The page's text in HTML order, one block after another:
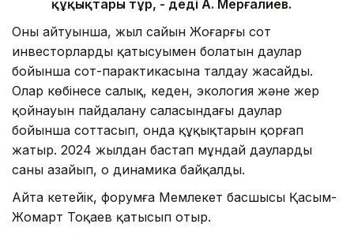
құқықтары тұр, - деді А. Мерғалиев.
Оның айтуынша, жыл сайын Жоғарғы сот
инвесторлардың қатысуымен болатын даулар
бойынша сот-парактикасына талдау жасайды.
Олар көбінесе салық, кеден, экология және жер
қойнауын пайдалану саласындағы даулар
бойынша соттасып, онда құқықтарын қорғап
жатыр. 2024 жылдан бастап мұндай даулардың
саны азайып, оң динамика байқалды.
Айта кетейік, форумға Мемлекет басшысы Қасым-
Жомарт Тоқаев қатысып отыр.